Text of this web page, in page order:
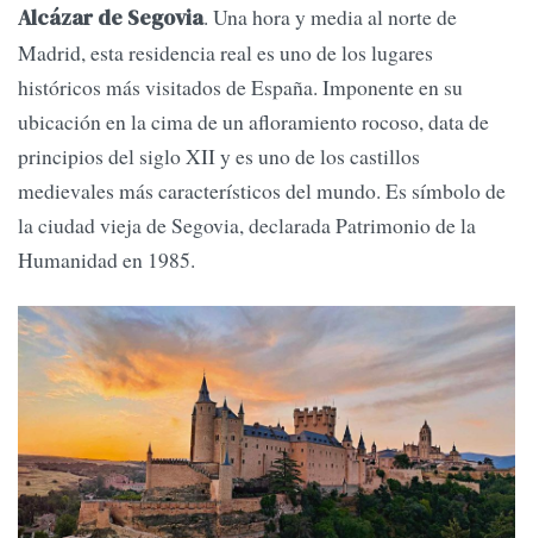
Alcázar de Segovia. Una hora y media al norte de
Madrid, esta residencia real es uno de los lugares
históricos más visitados de España. Imponente en su
ubicación en la cima de un afloramiento rocoso, data de
principios del siglo XII y es uno de los castillos
medievales más característicos del mundo. Es símbolo de
la ciudad vieja de Segovia, declarada Patrimonio de la
Humanidad en 1985.